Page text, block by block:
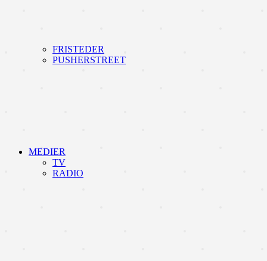
FRISTEDER
PUSHERSTREET
MEDIER
TV
RADIO